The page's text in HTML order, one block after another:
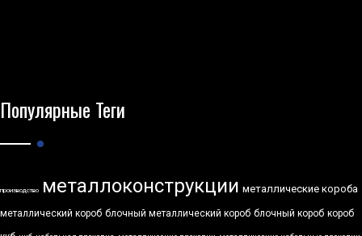
Популярные Теги
производство металлоконструкции металлические короба
металлический короб блочный металлический короб блочный короб короб